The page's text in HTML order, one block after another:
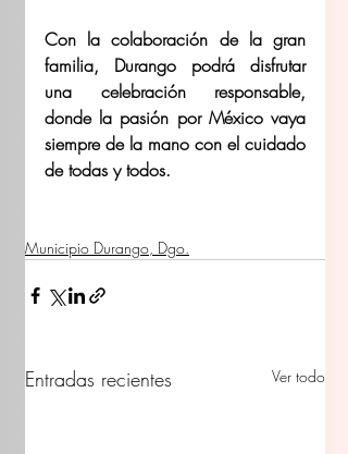
Con la colaboración de la gran
familia, Durango podrá disfrutar
una celebración responsable,
donde la pasión por México vaya
siempre de la mano con el cuidado
de todas y todos.
Municipio Durango, Dgo.
Entradas recientes Ver todo